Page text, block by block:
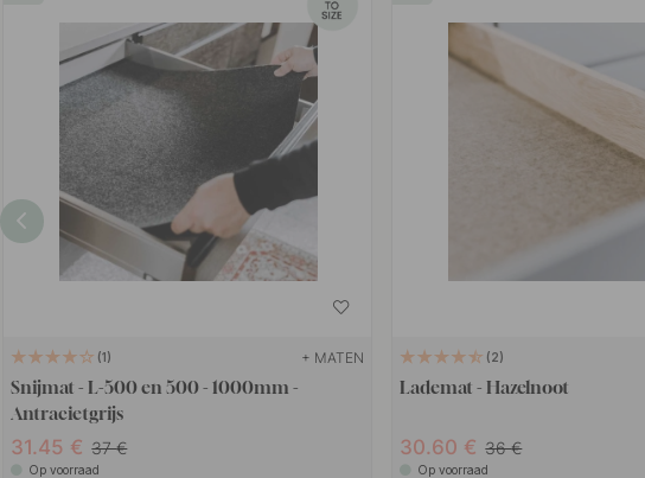
1 + MATEN
Snijmat - L-500 en 500 - 1000mm -
Antracietgrijs
31.45 37
Op voorraad
2
Lademat - Hazelnoot
30.60 36
Op voorraad